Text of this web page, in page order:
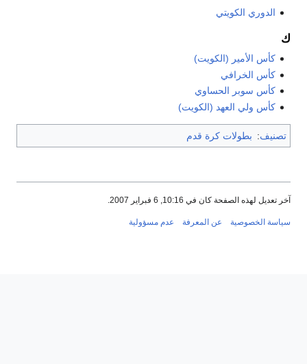
الدوري الكويتي
ك
كأس الأمير (الكويت)
كأس الخرافي
كأس سوبر الحساوي
كأس ولي العهد (الكويت)
تصنيف: بطولات كرة قدم
آخر تعديل لهذه الصفحة كان في 10:16, 6 فبراير 2007.
سياسة الخصوصية عن المعرفة عدم مسؤولية